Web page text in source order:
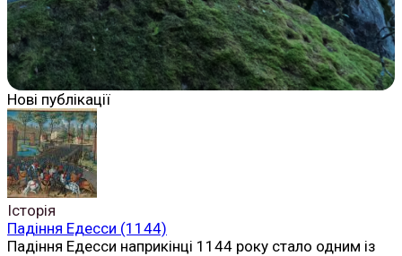
Нові публікації
Історія
Падіння Едесси (1144)
Падіння Едесси наприкінці 1144 року стало одним із